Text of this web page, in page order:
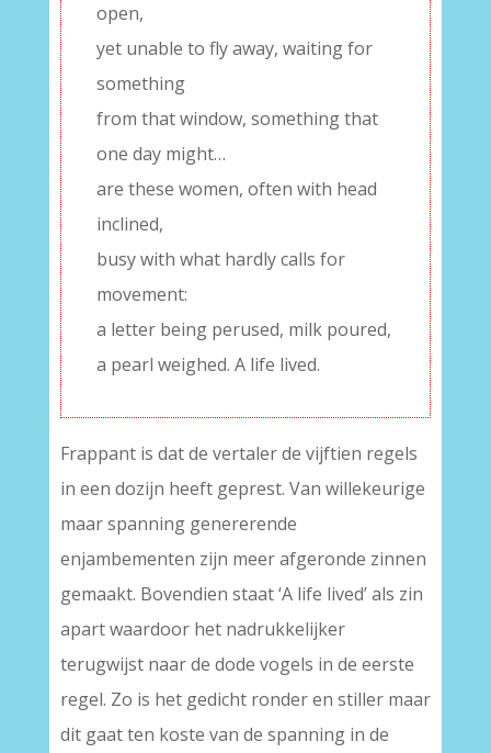
open,
yet unable to fly away, waiting for
something
from that window, something that
one day might…
are these women, often with head
inclined,
busy with what hardly calls for
movement:
a letter being perused, milk poured,
a pearl weighed. A life lived.
Frappant is dat de vertaler de vijftien regels
in een dozijn heeft geprest. Van willekeurige
maar spanning genererende
enjambementen zijn meer afgeronde zinnen
gemaakt. Bovendien staat ‘A life lived’ als zin
apart waardoor het nadrukkelijker
terugwijst naar de dode vogels in de eerste
regel. Zo is het gedicht ronder en stiller maar
dit gaat ten koste van de spanning in de